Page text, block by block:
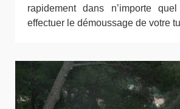
rapidement dans n’importe
effectuer le démoussage de votre